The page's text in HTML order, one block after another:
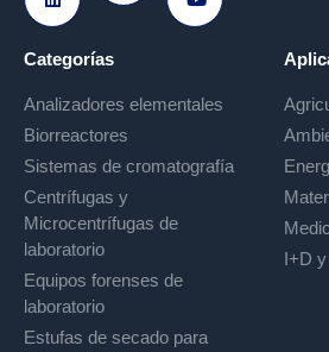
Ir a Youtube
Categorías
Analizadores elementales
Biorreactores
Sistemas de cromatografía
Centrífugas y
Microcentrífugas de
laboratorio
Equipos forenses de
laboratorio
Estufas de secado para
I+D